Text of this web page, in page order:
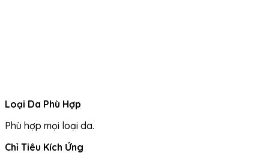
Loại Da Phù Hợp
Phù hợp mọi loại da.
​Chỉ Tiêu Kích Ứng